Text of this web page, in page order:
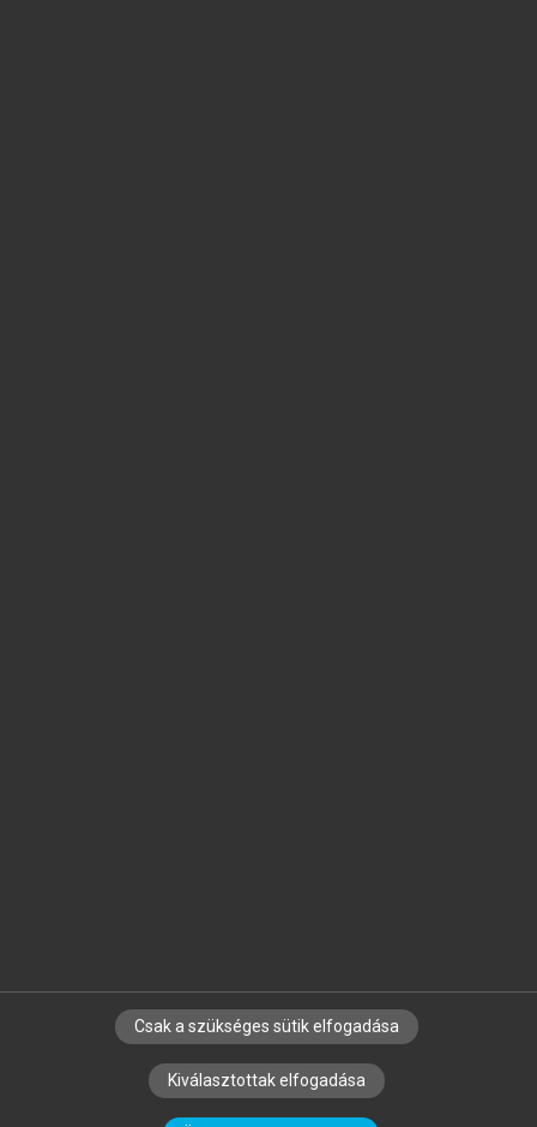
SZERZŐKNEK CÉGEKNEK KÖNYVTÁROSOKNAK
SZERKESZTÉSI ÉS LEKTORÁLÁSI ALAPELVEK
Csak a szükséges sütik elfogadása
Kiválasztottak elfogadása